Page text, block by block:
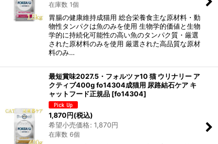
在庫数 1個
胃腸の健康維持成猫用 総合栄養食主な原材料・動
物性タンパクは魚のみを使用 生物学的価値と生物
学的に持続化可能性の高い魚のタンパク質・厳選
された原材料のみを使用 厳選された高品質な原材
料のみ…
最短賞味2027.5・フォルツァ10 猫 ウリナリー ア
クティブ400g fo14304成猫用 尿路結石ケア キ
ャットフード正規品 [fo14304]
1,870円(税込)
希望小売価格: 1,870円
在庫数 6個